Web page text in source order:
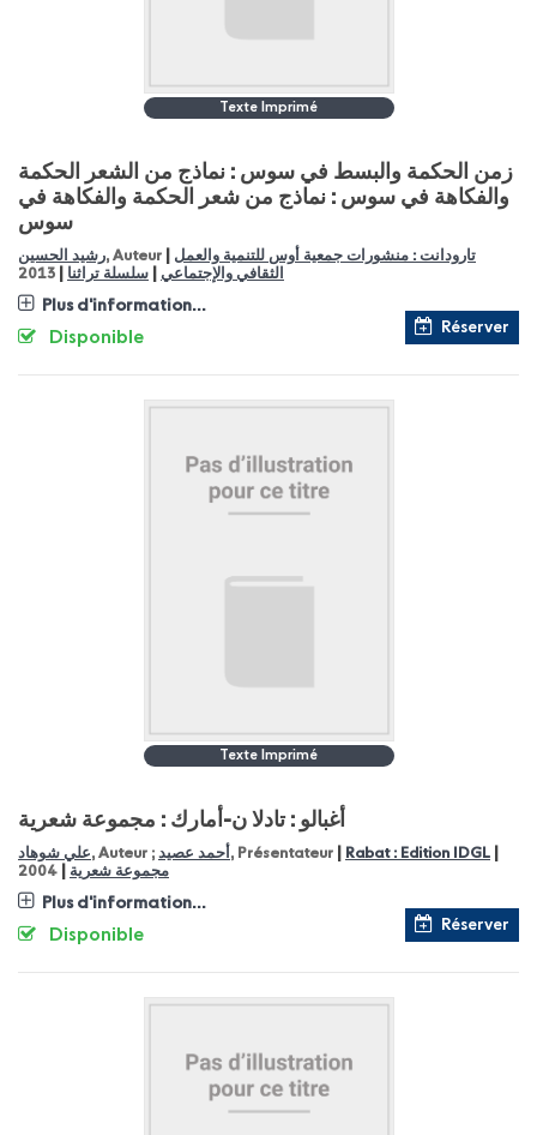
Texte Imprimé
زمن الحكمة والبسط في سوس : نماذج من الشعر الحكمة
والفكاهة في سوس : نماذج من شعر الحكمة والفكاهة في
سوس
رشيد الحسين, Auteur
تارودانت : منشورات جمعية أوس للتنمية والعمل
الثقافي والإجتماعي
سلسلة تراثنا 2013
Plus d'information...
Réserver
Disponible
Texte Imprimé
أغبالو : تادلا ن-أمارك : مجموعة شعرية
علي شوهاد, Auteur ; أحمد عصيد , Présentateur Rabat : Edition IDGL
مجموعة شعرية 2004
Plus d'information...
Réserver
Disponible